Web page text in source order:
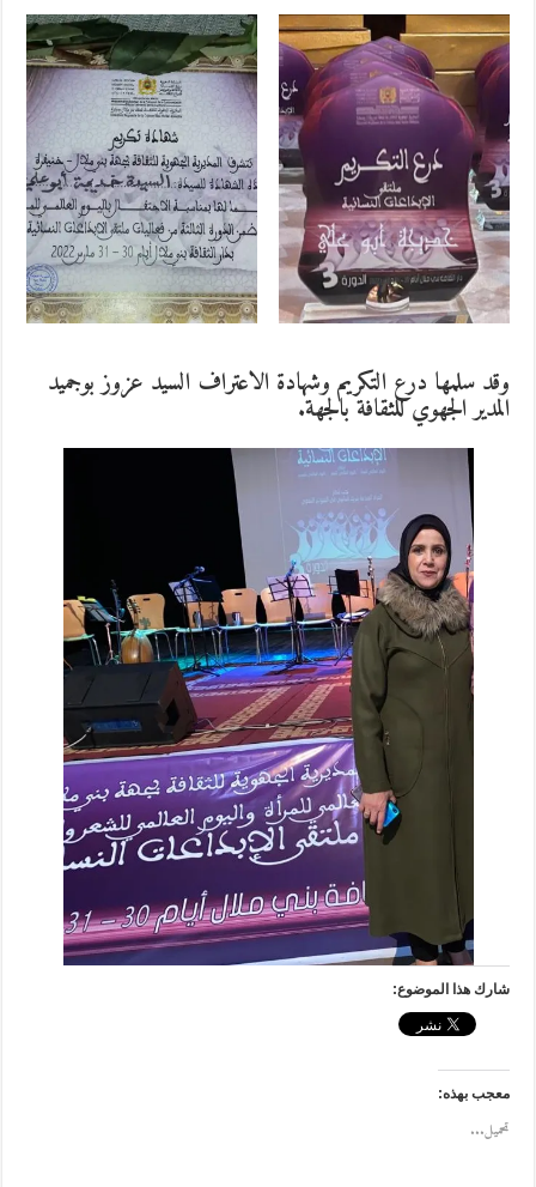
وقد سلمها درع التكريم وشهادة الاعتراف السيد عزوز بوجميد
المدير الجهوي للثقافة بالجهة.
شارك هذا الموضوع:
معجب بهذه:
تحميل...